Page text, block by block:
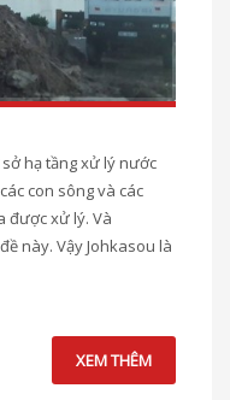
hạ tầng xử lý nước
con sông và các
được xử lý. Và
này. Vậy Johkasou là
XEM THÊM